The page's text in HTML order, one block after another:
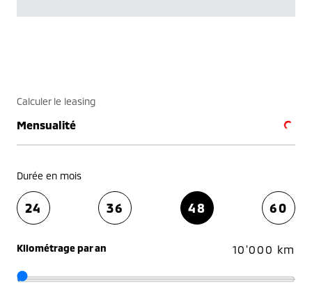
Calculer le leasing
Mensualité
Durée en mois
24 36 48 60
Kilométrage par an 10'000 km